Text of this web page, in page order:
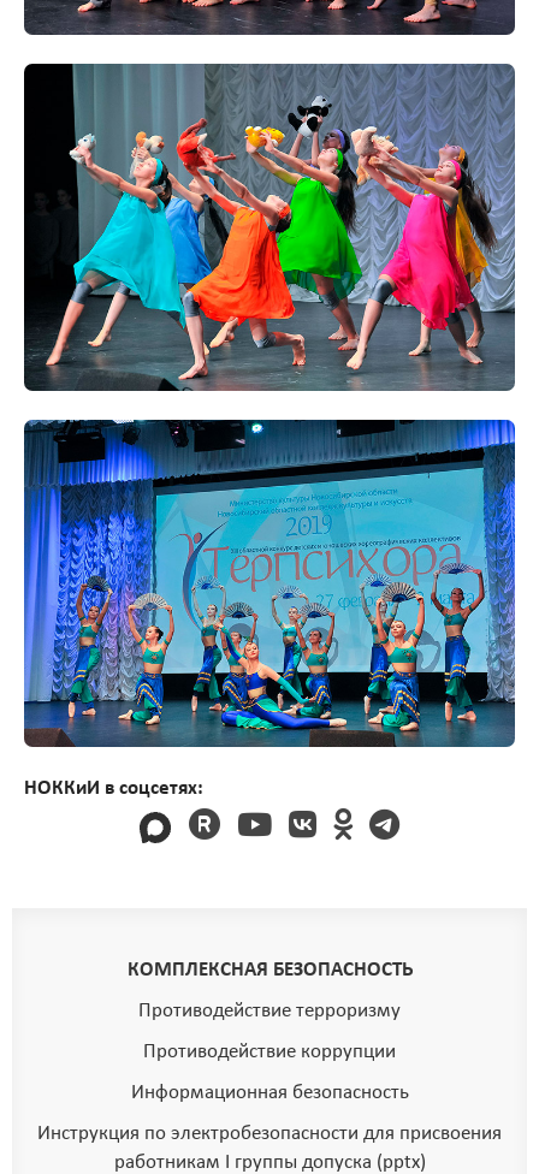
НОККиИ в соцсетях:
КОМПЛЕКСНАЯ БЕЗОПАСНОСТЬ
Противодействие терроризму
Противодействие коррупции
Информационная безопасность
Инструкция по электробезопасности для присвоения
работникам I группы допуска (pptx)